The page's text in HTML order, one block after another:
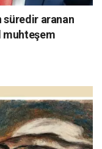
süredir aranan
muhteşem